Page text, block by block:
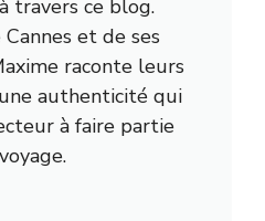
travers ce blog.
et de ses
raconte leurs
authenticité qui
à faire partie